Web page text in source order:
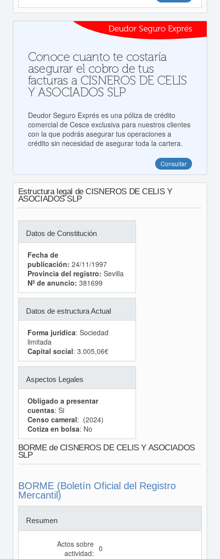
Deudor Seguro Exprés
Conoce cuanto te costaría
asegurar el cobro de tus
facturas a CISNEROS DE CELIS
Y ASOCIADOS SLP
Deudor Seguro Exprés es una póliza de crédito
comercial de Cesce exclusiva para nuestros clientes
con la que podrás asegurar tus operaciones a
crédito sin necesidad de asegurar toda la cartera.
Consultar
Estructura legal de CISNEROS DE CELIS Y
ASOCIADOS SLP
Datos de Constitución
Fecha de
publicación: 24/11/1997
Provincia del registro: Sevilla
Nº de anuncio: 381699
Datos de estructura Actual
Forma jurídica: Sociedad
limitada
Capital social: 3.005,06€
Aspectos Legales
Obligado a presentar
cuentas: Si
Censo cameral: (2024)
Cotiza en bolsa: No
BORME de CISNEROS DE CELIS Y ASOCIADOS
SLP
BORME (Boletín Oficial del Registro
Mercantil)
Resumen
Actos sobre
actividad: 0